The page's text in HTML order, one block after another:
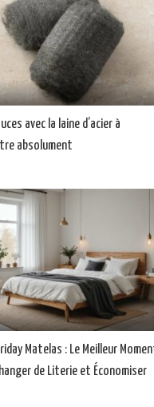
avec la laine d’acier à
absolument
Matelas : Le Meilleur
de Literie et Économiser